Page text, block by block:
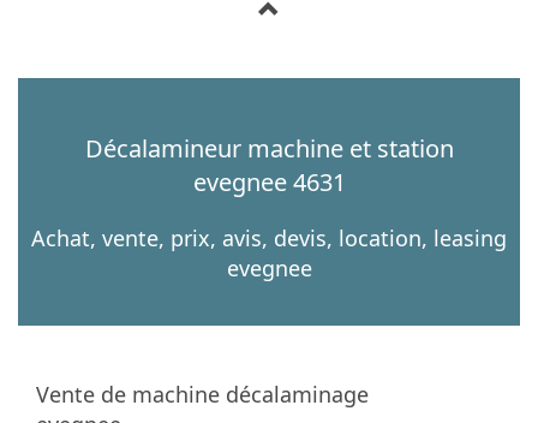
Décalamineur machine et station
evegnee 4631
Achat, vente, prix, avis, devis, location, leasing
evegnee
Vente de machine décalaminage